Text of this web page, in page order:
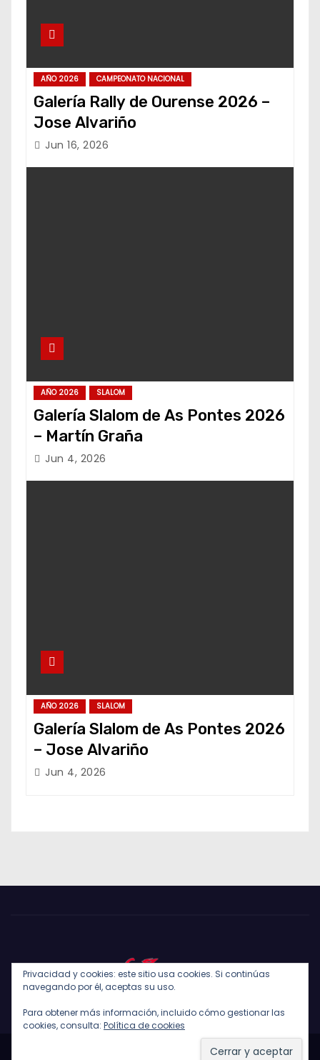
AÑO 2026 CAMPEONATO NACIONAL
Galería Rally de Ourense 2026 –
Jose Alvariño
Jun 16, 2026
AÑO 2026 SLALOM
Galería Slalom de As Pontes 2026
– Martín Graña
Jun 4, 2026
AÑO 2026 SLALOM
Galería Slalom de As Pontes 2026
– Jose Alvariño
Jun 4, 2026
Privacidad y cookies: este sitio usa cookies. Si continúas
navegando por él, aceptas su uso.
Para obtener más información, incluido cómo gestionar las
cookies, consulta: Política de cookies